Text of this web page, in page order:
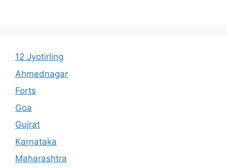
12 Jyotirling
Ahmednagar
Forts
Goa
Gujrat
Karnataka
Maharashtra